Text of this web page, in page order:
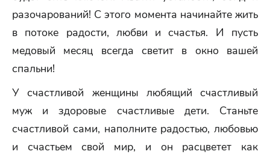
разочарований! С этого момента начинайте жить
в потоке радости, любви и счастья. И пусть
медовый месяц всегда светит в окно вашей
спальни!
У счастливой женщины любящий счастливый
муж и здоровые счастливые дети. Станьте
счастливой сами, наполните радостью, любовью
и счастьем свой мир, и он расцветет как